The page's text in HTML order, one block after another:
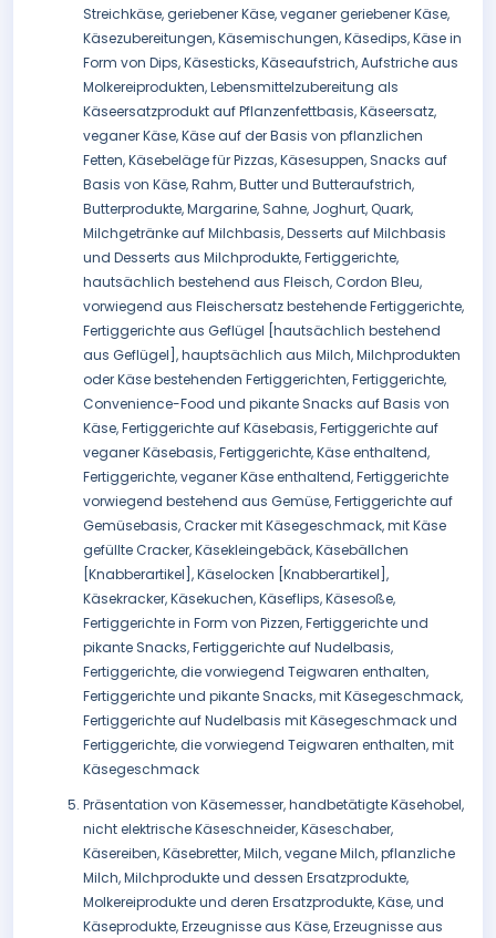
Streichkäse, geriebener Käse, veganer geriebener Käse,
Käsezubereitungen, Käsemischungen, Käsedips, Käse in
Form von Dips, Käsesticks, Käseaufstrich, Aufstriche aus
Molkereiprodukten, Lebensmittelzubereitung als
Käseersatzprodukt auf Pflanzenfettbasis, Käseersatz,
veganer Käse, Käse auf der Basis von pflanzlichen
Fetten, Käsebeläge für Pizzas, Käsesuppen, Snacks auf
Basis von Käse, Rahm, Butter und Butteraufstrich,
Butterprodukte, Margarine, Sahne, Joghurt, Quark,
Milchgetränke auf Milchbasis, Desserts auf Milchbasis
und Desserts aus Milchprodukte, Fertiggerichte,
hautsächlich bestehend aus Fleisch, Cordon Bleu,
vorwiegend aus Fleischersatz bestehende Fertiggerichte,
Fertiggerichte aus Geflügel [hautsächlich bestehend
aus Geflügel], hauptsächlich aus Milch, Milchprodukten
oder Käse bestehenden Fertiggerichten, Fertiggerichte,
Convenience-Food und pikante Snacks auf Basis von
Käse, Fertiggerichte auf Käsebasis, Fertiggerichte auf
veganer Käsebasis, Fertiggerichte, Käse enthaltend,
Fertiggerichte, veganer Käse enthaltend, Fertiggerichte
vorwiegend bestehend aus Gemüse, Fertiggerichte auf
Gemüsebasis, Cracker mit Käsegeschmack, mit Käse
gefüllte Cracker, Käsekleingebäck, Käsebällchen
[Knabberartikel], Käselocken [Knabberartikel],
Käsekracker, Käsekuchen, Käseflips, Käsesoße,
Fertiggerichte in Form von Pizzen, Fertiggerichte und
pikante Snacks, Fertiggerichte auf Nudelbasis,
Fertiggerichte, die vorwiegend Teigwaren enthalten,
Fertiggerichte und pikante Snacks, mit Käsegeschmack,
Fertiggerichte auf Nudelbasis mit Käsegeschmack und
Fertiggerichte, die vorwiegend Teigwaren enthalten, mit
Käsegeschmack
Präsentation von Käsemesser, handbetätigte Käsehobel,
nicht elektrische Käseschneider, Käseschaber,
Käsereiben, Käsebretter, Milch, vegane Milch, pflanzliche
Milch, Milchprodukte und dessen Ersatzprodukte,
Molkereiprodukte und deren Ersatzprodukte, Käse, und
Käseprodukte, Erzeugnisse aus Käse, Erzeugnisse aus